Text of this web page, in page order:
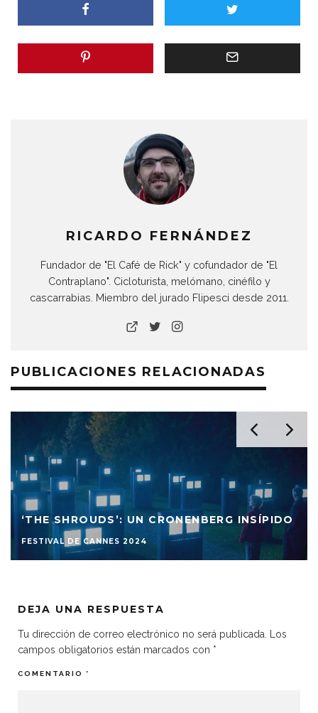
RICARDO FERNÁNDEZ
Fundador de "El Café de Rick" y cofundador de "El
Contraplano". Cicloturista, melómano, cinéfilo y
cascarrabias. Miembro del jurado Flipesci desde 2011.
PUBLICACIONES RELACIONADAS
‘THE SHROUDS’: UN CRONENBERG INSÍPIDO
FESTIVAL DE CANNES 2024
DEJA UNA RESPUESTA
Tu dirección de correo electrónico no será publicada.
Los
campos obligatorios están marcados con *
COMENTARIO *